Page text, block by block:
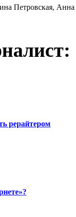
Анна
рерайтером